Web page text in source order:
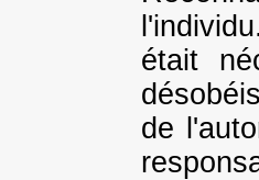
était
de